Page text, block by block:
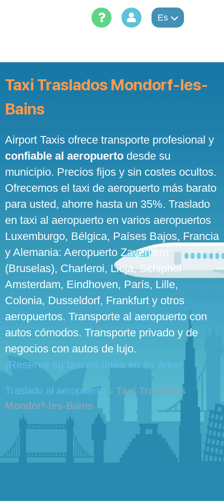
Es
Taxi Traslados Mondorf-les-
Bains
Airport Taxis ofrece transporte profesional y
confiable al aeropuerto desde su
municipio. Precios fijos y sin costes ocultos.
Ofrecemos el taxi de aeropuerto más barato
para usted, ahorre hasta un 35%. Traslado
en taxi al aeropuerto en varios aeropuertos
Luxemburgo, Bélgica, Países Bajos, Francia
y Alemania: Aeropuerto Zaventem
(Bruselas), Charleroi, Lieja, Schiphol
Amsterdam, Eindhoven, París, Lille,
Colonia, Dusseldorf, Frankfurt y otros
aeropuertos. Transporte al aeropuerto con
autos cómodos. Transporte privado y de
negocios con autos de lujo.
¡Reserve su taxi en línea en su área!
Traslado al aeropuerto » Taxi Traslados
Mondorf-les-Bains